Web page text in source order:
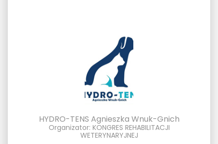
HYDRO-TENS Agnieszka Wnuk-Gnich
Organizator: KONGRES REHABILITACJI
WETERYNARYJNEJ